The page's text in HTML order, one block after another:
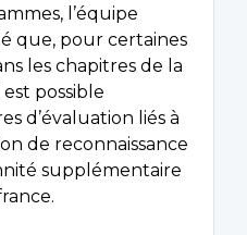
l’équipe
que, pour certaines
les chapitres de la
possible
d’évaluation liés à
de reconnaissance
supplémentaire